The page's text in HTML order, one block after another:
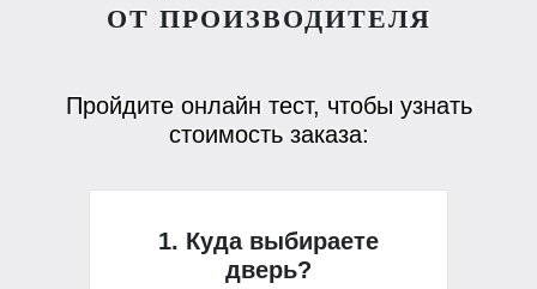
ОТ ПРОИЗВОДИТЕЛЯ
Пройдите онлайн тест, чтобы узнать
стоимость заказа:
1. Куда выбираете
дверь?